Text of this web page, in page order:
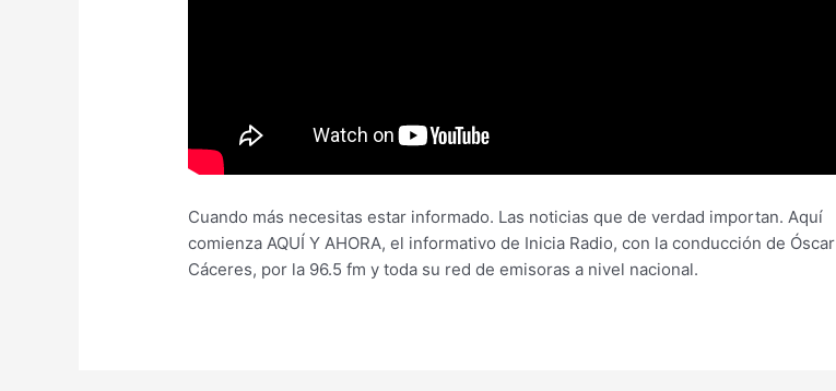
Cuando más necesitas estar informado. Las noticias que de verdad importan. Aquí
comienza AQUÍ Y AHORA, el informativo de Inicia Radio, con la conducción de Óscar
Cáceres, por la 96.5 fm y toda su red de emisoras a nivel nacional.